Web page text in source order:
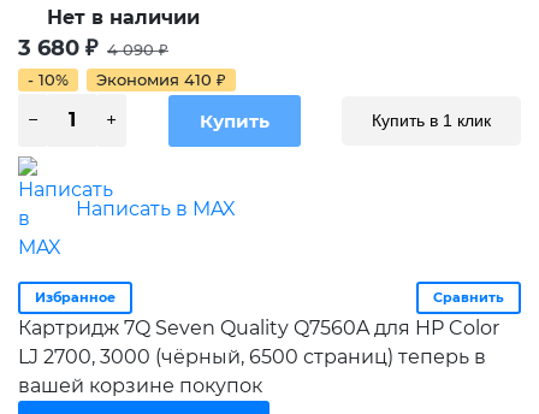
Нет в наличии
3 680 ₽ 4 090₽
- 10%
Экономия 410 ₽
Купить в 1 клик
Написать в MAX
Избранное Сравнить
Картридж 7Q Seven Quality Q7560A для HP Color
LJ 2700, 3000 (чёрный, 6500 страниц) теперь в
вашей корзине покупок